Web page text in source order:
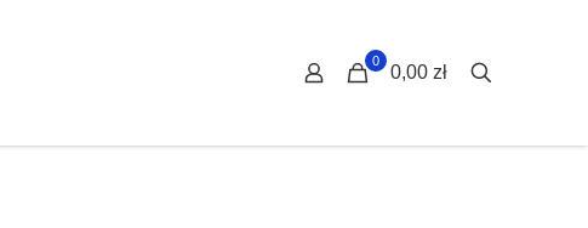
0
0,00 zł